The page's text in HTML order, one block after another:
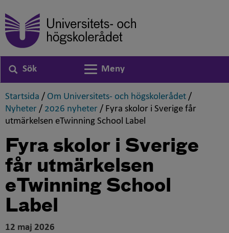
Sök
Växla navigering
Meny
Startsida ,
/ Om Universitets- och högskolerådet ,
/
Nyheter ,
/ 2026 nyheter ,
/ Fyra skolor i Sverige får
utmärkelsen eTwinning School Label
Fyra skolor i Sverige
får utmärkelsen
eTwinning School
Label
12 maj 2026